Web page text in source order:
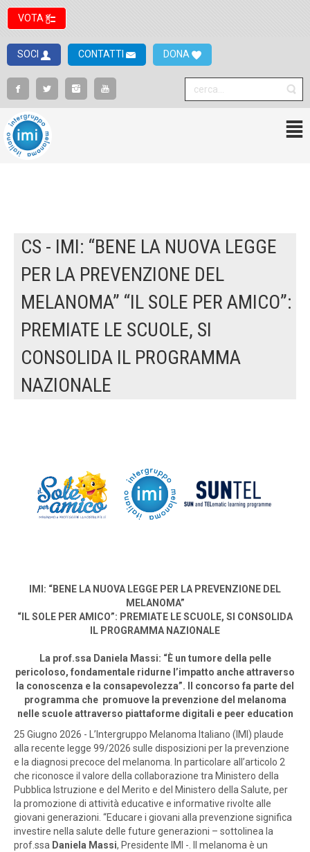
VOTA
SOCI CONTATTI DONA
CS - IMI: “BENE LA NUOVA LEGGE
PER LA PREVENZIONE DEL
MELANOMA” “IL SOLE PER AMICO”:
PREMIATE LE SCUOLE, SI
CONSOLIDA IL PROGRAMMA
NAZIONALE
IMI: “BENE LA NUOVA LEGGE PER LA PREVENZIONE DEL
MELANOMA”
“IL SOLE PER AMICO”: PREMIATE LE SCUOLE, SI CONSOLIDA
IL PROGRAMMA NAZIONALE
La prof.ssa Daniela Massi: “È un tumore della pelle
pericoloso, fondamentale ridurne l’impatto anche attraverso
la conoscenza e la consapevolezza”. Il concorso fa parte del
programma che promuove la prevenzione del melanoma
nelle scuole attraverso piattaforme digitali e peer education
25 Giugno 2026 - L’Intergruppo Melanoma Italiano (IMI) plaude
alla recente legge 99/2026 sulle disposizioni per la prevenzione
e la diagnosi precoce del melanoma. In particolare all’articolo 2
che riconosce il valore della collaborazione tra Ministero della
Pubblica Istruzione e del Merito e del Ministero della Salute, per
la promozione di attività educative e informative rivolte alle
giovani generazioni. “Educare i giovani alla prevenzione significa
investire nella salute delle future generazioni – sottolinea la
prof.ssa Daniela Massi, Presidente IMI -. Il melanoma è un